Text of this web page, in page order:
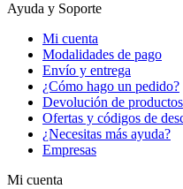
Ayuda y Soporte
Mi cuenta
Modalidades de pago
Envío y entrega
¿Cómo hago un pedido?
Devolución de productos
Ofertas y códigos de
¿Necesitas más ayuda?
Empresas
Mi cuenta